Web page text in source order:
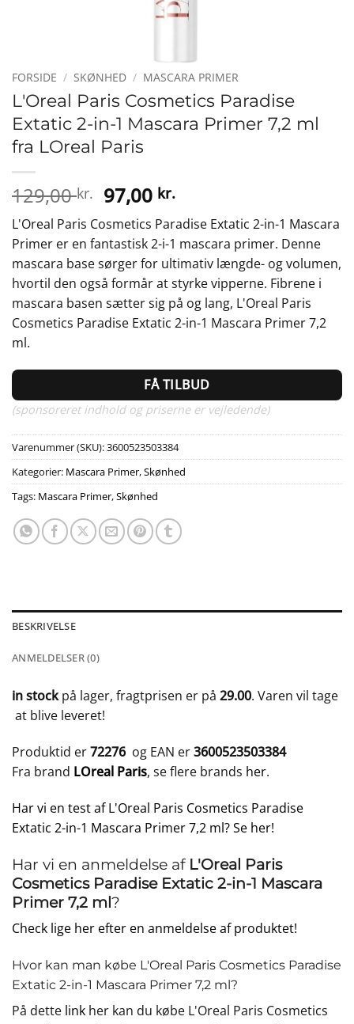
FORSIDE / SKØNHED / MASCARA PRIMER
L'Oreal Paris Cosmetics Paradise
Extatic 2-in-1 Mascara Primer 7,2 ml
fra LOreal Paris
129,00kr. Den
oprindelige
pris
var:
129,00 kr..
97,00 kr.Den
aktuelle
pris
er:
97,00 kr..
L'Oreal Paris Cosmetics Paradise Extatic 2-in-1 Mascara
Primer er en fantastisk 2-i-1 mascara primer. Denne
mascara base sørger for ultimativ længde- og volumen,
hvortil den også formår at styrke vipperne. Fibrene i
mascara basen sætter sig på og lang, L'Oreal Paris
Cosmetics Paradise Extatic 2-in-1 Mascara Primer 7,2
ml.
FÅ TILBUD
(sponsoreret indhold og priserne er vejledende)
Varenummer (SKU):3600523503384
Kategorier: Mascara Primer,Skønhed
Tags: Mascara Primer,Skønhed
BESKRIVELSE
ANMELDELSER (0)
in stockpå lager, fragtprisen er på 29.00. Varen vil tage
at blive leveret!
Produktid er72276 og EAN er3600523503384
Fra brand LOreal Paris, se flere brands her.
Har vi en test af L'Oreal Paris Cosmetics Paradise
Extatic 2-in-1 Mascara Primer 7,2 ml? Se her!
Har vi en anmeldelse af L'Oreal Paris
Cosmetics Paradise Extatic 2-in-1 Mascara
Primer 7,2 ml?
Check lige her efter en anmeldelse af produktet!
Hvor kan man købe L'Oreal Paris Cosmetics Paradise
Extatic 2-in-1 Mascara Primer 7,2 ml?
På dette link her kan du købe L'Oreal Paris Cosmetics